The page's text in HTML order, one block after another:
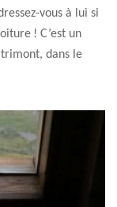
vous à lui si
! C’est un
dans le